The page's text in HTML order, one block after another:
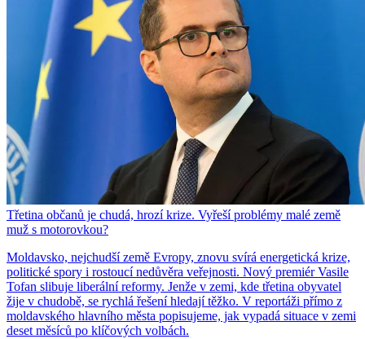
Třetina občanů je chudá, hrozí krize. Vyřeší problémy malé země
muž s motorovkou?
Moldavsko, nejchudší země Evropy, znovu svírá energetická krize,
politické spory i rostoucí nedůvěra veřejnosti. Nový premiér Vasile
Tofan slibuje liberální reformy. Jenže v zemi, kde třetina obyvatel
žije v chudobě, se rychlá řešení hledají těžko. V reportáži přímo z
moldavského hlavního města popisujeme, jak vypadá situace v zemi
deset měsíců po klíčových volbách.